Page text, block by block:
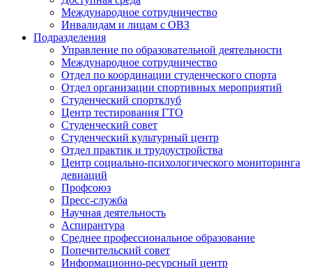
Международное сотрудничество
Инвалидам и лицам с ОВЗ
Подразделения
Управление по образовательной деятельности
Международное сотрудничество
Отдел по координации студенческого спорта
Отдел организации спортивных мероприятий
Студенческий спортклуб
Центр тестирования ГТО
Студенческий совет
Студенческий культурный центр
Отдел практик и трудоустройства
Центр социально-психологического мониторинга
девиаций
Профсоюз
Пресс-служба
Научная деятельность
Аспирантура
Среднее профессиональное образование
Попечительский совет
Информационно-ресурсный центр